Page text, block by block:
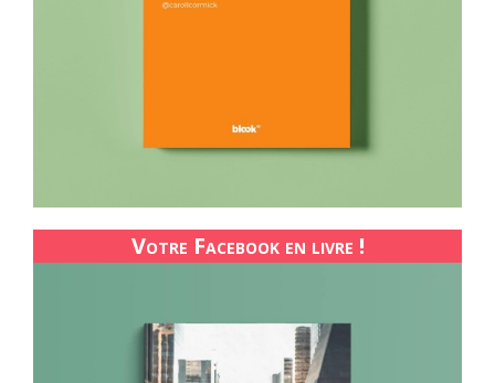
Votre Facebook en livre !